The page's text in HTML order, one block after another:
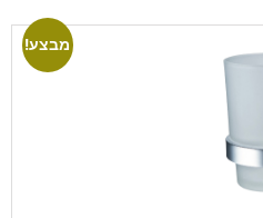
מבצע!